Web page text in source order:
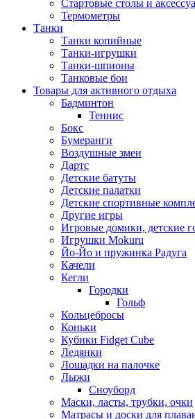
Стартовые столы и
Термометры
Танки
Танки копийные
Танки-игрушки
Танки-шпионы
Танковые бои
Товары для активного отдыха
Бадминтон
Теннис
Бокс
Бумеранги
Воздушные змеи
Дартс
Детские батуты
Детские палатки
Детские спортивные
Другие игры
Игровые домики, детские
Игрушки Mokuru
Йо-Йо и пружинка Радуга
Качели
Кегли
Городки
Гольф
Кольцебросы
Коньки
Кубики Fidget Cube
Ледянки
Лошадки на палочке
Лыжи
Сноуборд
Маски, ласты, трубки, очки
Матрасы и доски для